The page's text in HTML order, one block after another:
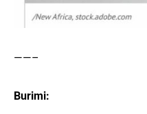
——–
Burimi: